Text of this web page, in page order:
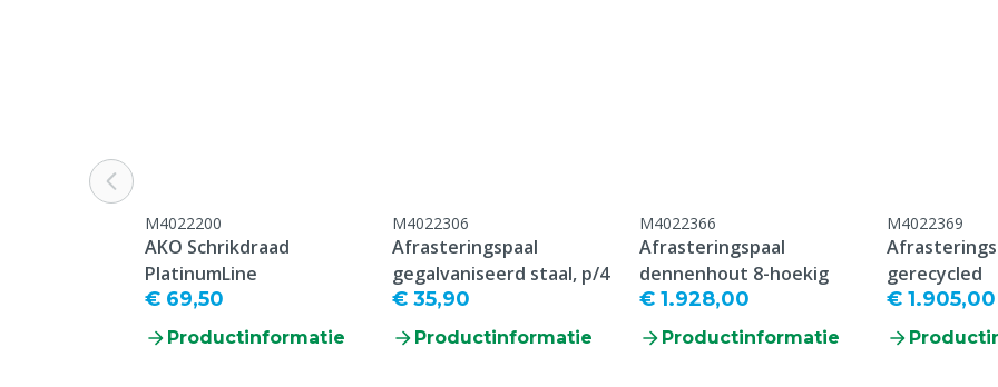
M4022200
AKO Schrikdraad
PlatinumLine
€ 69,50
Productinformatie
M4022306
Afrasteringspaal
gegalvaniseerd staal, p/4
€ 35,90
Productinformatie
M4022366
Afrasteringspaal
dennenhout 8-hoekig
€ 1.928,00
Productinformatie
M4022369
gerecycled
€ 1.905,00